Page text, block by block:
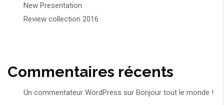
New Presentation
Review collection 2016
Commentaires récents
Un commentateur WordPress sur Bonjour tout le monde !